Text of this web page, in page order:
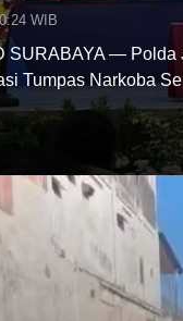
WIB
SURABAYA — Polda
Tumpas Narkoba